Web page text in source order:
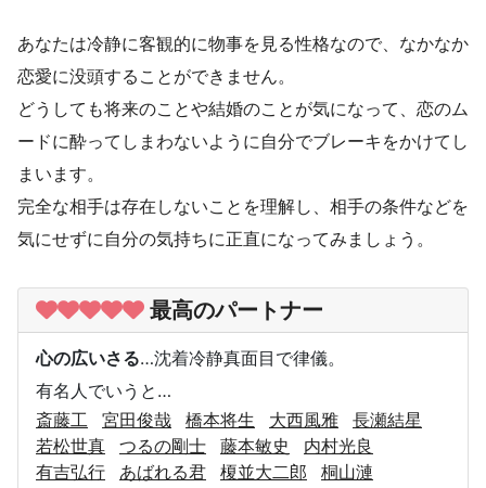
あなたは冷静に客観的に物事を見る性格なので、なかなか
恋愛に没頭することができません。
どうしても将来のことや結婚のことが気になって、恋のム
ードに酔ってしまわないように自分でブレーキをかけてし
まいます。
完全な相手は存在しないことを理解し、相手の条件などを
気にせずに自分の気持ちに正直になってみましょう。
最高のパートナー
心の広いさる…沈着冷静真面目で律儀。
有名人でいうと…
斎藤工
宮田俊哉 橋本将生 大西風雅
長瀬結星
若松世真
つるの剛士 藤本敏史
内村光良
有吉弘行
あばれる君 榎並大二郎
桐山漣